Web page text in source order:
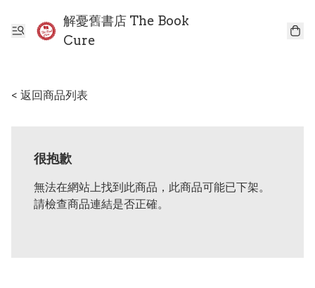
解憂舊書店 The Book
Cure
< 返回商品列表
很抱歉
無法在網站上找到此商品，此商品可能已下架。
請檢查商品連結是否正確。